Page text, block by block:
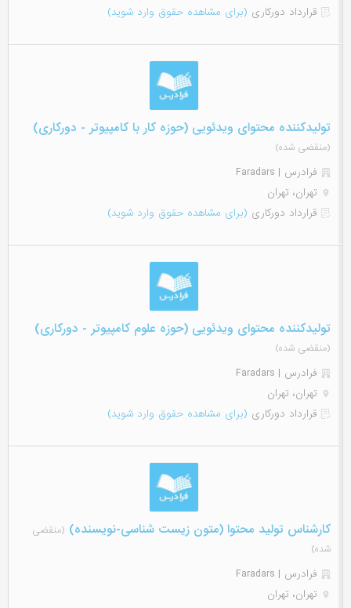
قرارداد دورکاری (برای مشاهده حقوق وارد شوید)
تولیدکننده محتوای ویدئویی (حوزه کار با کامپیوتر - دورکاری)
(منقضی شده)
فرادرس | Faradars
تهران، تهران
قرارداد دورکاری (برای مشاهده حقوق وارد شوید)
تولیدکننده محتوای ویدئویی (حوزه علوم کامپیوتر - دورکاری)
(منقضی شده)
فرادرس | Faradars
تهران، تهران
قرارداد دورکاری (برای مشاهده حقوق وارد شوید)
کارشناس تولید محتوا (متون زیست شناسی-نویسنده) (منقضی
شده)
فرادرس | Faradars
تهران، تهران